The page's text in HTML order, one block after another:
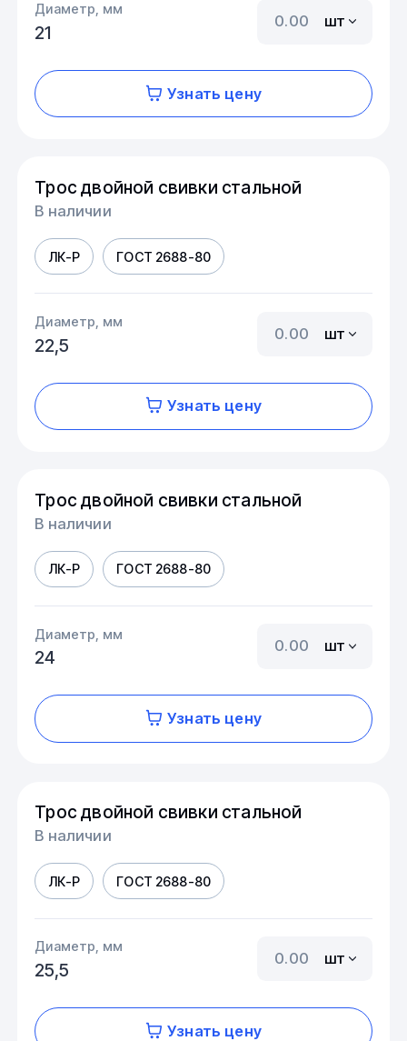
Диаметр, мм
21
шт
Узнать цену
Трос двойной свивки стальной
В наличии
ЛК-Р ГОСТ 2688-80
Диаметр, мм
22,5
шт
Узнать цену
Трос двойной свивки стальной
В наличии
ЛК-Р ГОСТ 2688-80
Диаметр, мм
24
шт
Узнать цену
Трос двойной свивки стальной
В наличии
ЛК-Р ГОСТ 2688-80
Диаметр, мм
25,5
шт
Узнать цену